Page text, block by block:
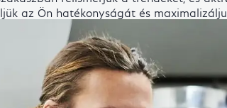
az Ön hatékonyságát és